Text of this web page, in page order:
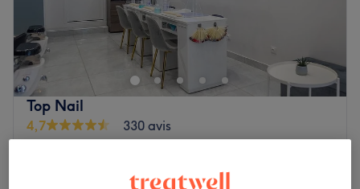
Top Nail
4,7
330 avis
Bercy, Paris
Montrer sur la carte